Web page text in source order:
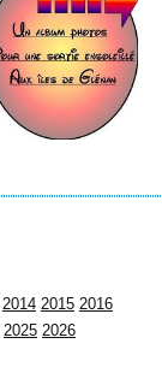
2014 2015 2016
2025 2026